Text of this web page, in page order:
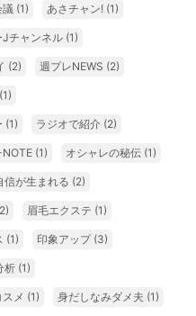
議 (1) あさチャン! (1)
Jチャンネル (1)
(2) 週プレNEWS (2)
(1)
(1) ラジオで紹介 (2)
(1) オシャレの秘伝 (1)
信が生まれる (2)
眉毛エクステ (1)
(1) 印象アップ (3)
析 (1)
メ (1) 身だしなみダメ夫 (1)